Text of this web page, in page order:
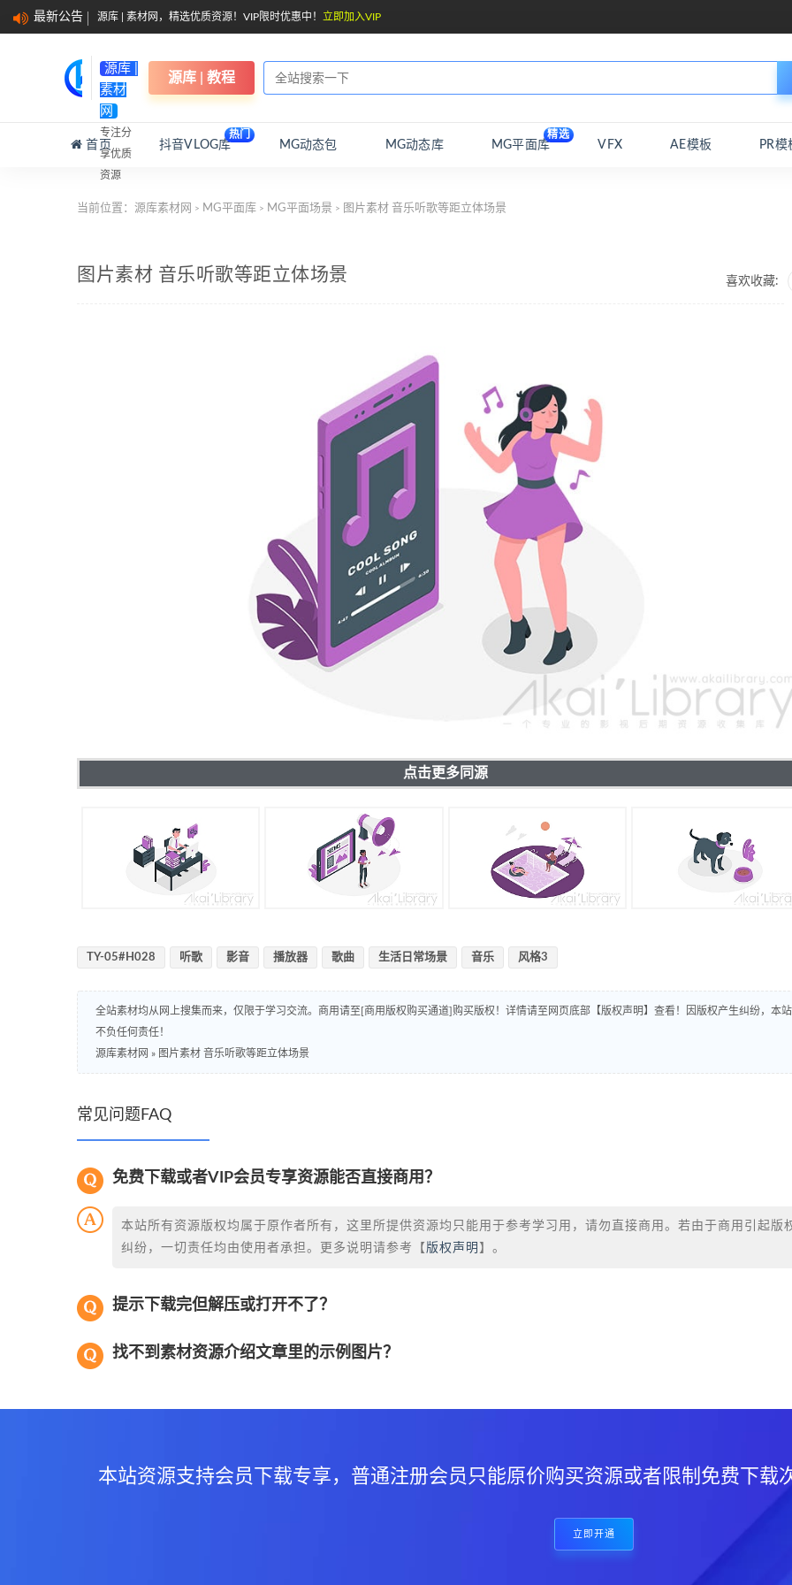
最新公告 源库 | 素材网，精选优质资源！VIP限时优惠中！ 立即加入VIP
源库 |
素材
网
专注分
享优质
资源
源库 | 教程
首页 抖音VLOG库
热门
MG动态包 MG动态库 MG平面库
精选
VFX AE模板 PR模
当前位置： 源库素材网 > MG平面库 > MG平面场景 > 图片素材 音乐听歌等距立体场景
喜欢收藏:
图片素材 音乐听歌等距立体场景
点击更多同源
TY-05#H028 听歌 影音 播放器 歌曲 生活日常场景 音乐 风格3
全站素材均从网上搜集而来，仅限于学习交流。商用请至[商用版权购买通道]购买版权！详情请至网页底部【版权声明】查看！因版权产生纠纷，本站
不负任何责任！
源库素材网 » 图片素材 音乐听歌等距立体场景
常见问题FAQ
免费下载或者VIP会员专享资源能否直接商用？
本站所有资源版权均属于原作者所有，这里所提供资源均只能用于参考学习用，请勿直接商用。若由于商用引起版
纠纷，一切责任均由使用者承担。更多说明请参考【 版权声明 】。
提示下载完但解压或打开不了？
找不到素材资源介绍文章里的示例图片？
本站资源支持会员下载专享，普通注册会员只能原价购买资源或者限制免费下载
立即开通